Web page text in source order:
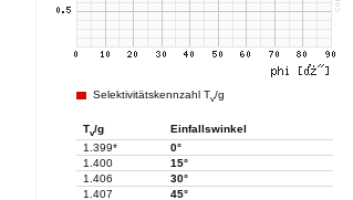
Selektivitätskennzahl Tv/g
Tv/g
Einfallswinkel
1.399*
0°
1.400
15°
1.406
30°
1.407
45°